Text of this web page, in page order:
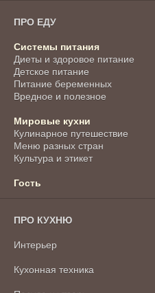
ПРО ЕДУ
Системы питания
Диеты и здоровое питание
Детское питание
Питание беременных
Вредное и полезное
Мировые кухни
Кулинарное путешествие
Меню разных стран
Культура и этикет
Гость
ПРО КУХНЮ
Интерьер
Кухонная техника